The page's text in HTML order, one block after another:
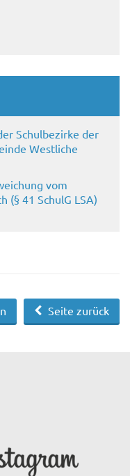
Schulbezirke der
Westliche
vom
(§ 41 SchulG LSA)
Seite zurück